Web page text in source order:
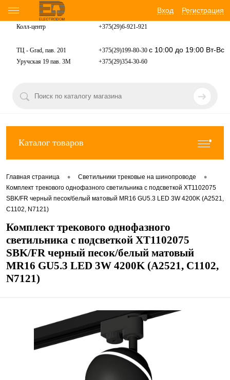
Вход Регистрация
Колл-центр +375(29)6-921-921
ТЦ - Grad, пав. 201 +375(29)199-80-30 с 10:00 до 19:00 Вт-Вс
Уручская 19 пав. 3М +375(29)354-30-60
Каталог товаров
Главная страница • Светильники трековые на шинопроводе •
Комплект трекового однофазного светильника с подсветкой XT1102075
SBK/FR черный песок/белый матовый MR16 GU5.3 LED 3W 4200K (A2521,
C1102, N7121)
Комплект трекового однофазного
светильника с подсветкой XT1102075
SBK/FR черный песок/белый матовый
MR16 GU5.3 LED 3W 4200K (A2521, C1102,
N7121)